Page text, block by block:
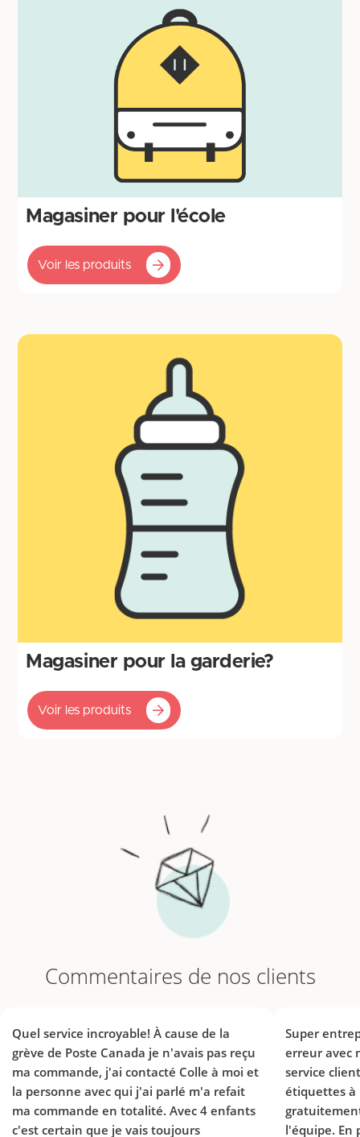
Magasiner pour l'école
Voir les produits
Magasiner pour la garderie?
Voir les produits
Commentaires de nos clients
Quel service incroyable! À cause de la
grève de Poste Canada je n'avais pas reçu
ma commande, j'ai contacté Colle à moi et
la personne avec qui j'ai parlé m'a refait
ma commande en totalité. Avec 4 enfants
c'est certain que je vais toujours
Super
erreur avec
service
étiquettes à
l'équipe. En